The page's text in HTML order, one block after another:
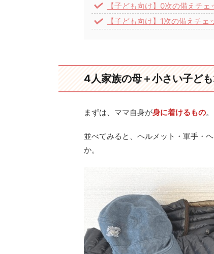
【子ども向け】0次の備えチ
【子ども向け】1次の備えチェ
4人家族の母＋小さい子ど
まずは、ママ自身が身に着けるもの。
並べてみると、ヘルメット・軍手・
か。